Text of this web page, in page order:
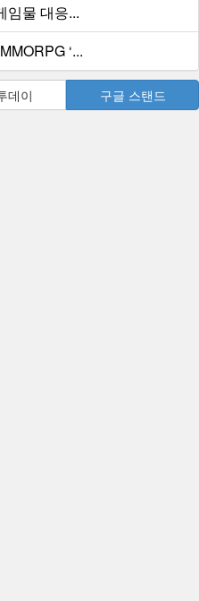
임물 대응...
‘...
데이 구글 스탠드